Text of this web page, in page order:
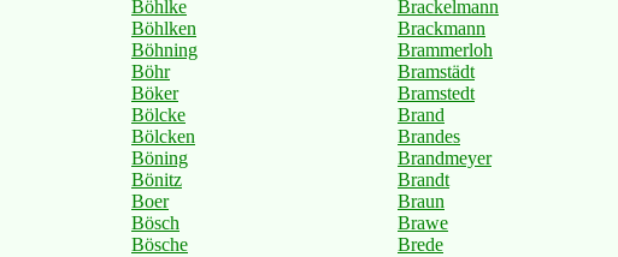
Böhlke
Böhlken
Böhning
Böhr
Böker
Bölcke
Bölcken
Böning
Bönitz
Boer
Bösch
Bösche
Brackelmann
Brackmann
Brammerloh
Bramstädt
Bramstedt
Brand
Brandes
Brandmeyer
Brandt
Braun
Brawe
Brede